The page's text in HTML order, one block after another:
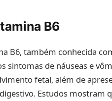
B6
B6, também conhecida
sintomas de náuseas e
fetal, além de
Estudos mostram